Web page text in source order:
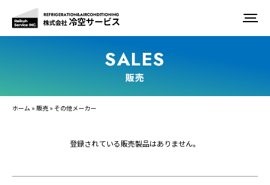
販売
ホーム » 販売 » その他メーカー
登録されている販売製品はありません。